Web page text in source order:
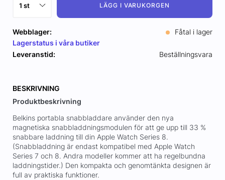
LÄGG I VARUKORGEN
Webblager:
Fåtal i lager
Lagerstatus i våra butiker
Leveranstid:
Beställningsvara
BESKRIVNING
Produktbeskrivning
Belkins portabla snabbladdare använder den nya
magnetiska snabbladdningsmodulen för att ge upp till 33 %
snabbare laddning till din Apple Watch Series 8.
(Snabbladdning är endast kompatibel med Apple Watch
Series 7 och 8. Andra modeller kommer att ha regelbundna
laddningstider.) Den kompakta och genomtänkta designen är
full av praktiska funktioner.